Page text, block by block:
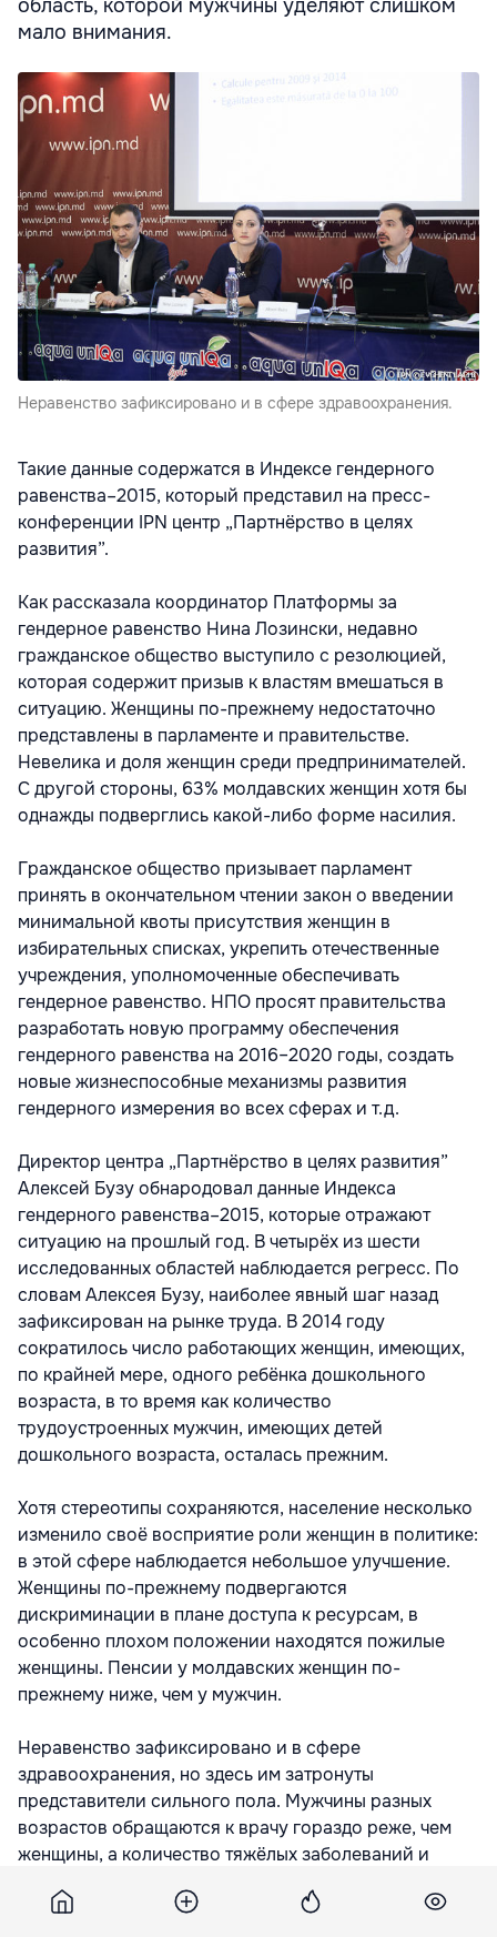
область, которой мужчины уделяют слишком
мало внимания.
Неравенство зафиксировано и в сфере здравоохранения.
Такие данные содержатся в Индексе гендерного
равенства–2015, который представил на пресс-
конференции IPN центр „Партнёрство в целях
развития”.
Как рассказала координатор Платформы за
гендерное равенство Нина Лозински, недавно
гражданское общество выступило с резолюцией,
которая содержит призыв к властям вмешаться в
ситуацию. Женщины по-прежнему недостаточно
представлены в парламенте и правительстве.
Невелика и доля женщин среди предпринимателей.
С другой стороны, 63% молдавских женщин хотя бы
однажды подверглись какой-либо форме насилия.
Гражданское общество призывает парламент
принять в окончательном чтении закон о введении
минимальной квоты присутствия женщин в
избирательных списках, укрепить отечественные
учреждения, уполномоченные обеспечивать
гендерное равенство. НПО просят правительства
разработать новую программу обеспечения
гендерного равенства на 2016–2020 годы, создать
новые жизнеспособные механизмы развития
гендерного измерения во всех сферах и т.д.
Директор центра „Партнёрство в целях развития”
Алексей Бузу обнародовал данные Индекса
гендерного равенства–2015, которые отражают
ситуацию на прошлый год. В четырёх из шести
исследованных областей наблюдается регресс. По
словам Алексея Бузу, наиболее явный шаг назад
зафиксирован на рынке труда. В 2014 году
сократилось число работающих женщин, имеющих,
по крайней мере, одного ребёнка дошкольного
возраста, в то время как количество
трудоустроенных мужчин, имеющих детей
дошкольного возраста, осталась прежним.
Хотя стереотипы сохраняются, население несколько
изменило своё восприятие роли женщин в политике:
в этой сфере наблюдается небольшое улучшение.
Женщины по-прежнему подвергаются
дискриминации в плане доступа к ресурсам, в
особенно плохом положении находятся пожилые
женщины. Пенсии у молдавских женщин по-
прежнему ниже, чем у мужчин.
Неравенство зафиксировано и в сфере
здравоохранения, но здесь им затронуты
представители сильного пола. Мужчины разных
возрастов обращаются к врачу гораздо реже, чем
женщины, а количество тяжёлых заболеваний и